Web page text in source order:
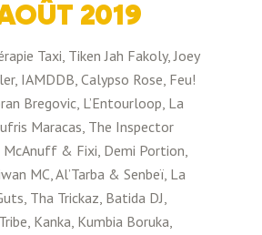
2019
Taxi, Tiken Jah Fakoly, Joey
IAMDDB, Calypso Rose, Feu!
Bregovic, L’Entourloop, La
Maracas, The Inspector
& Fixi, Demi Portion,
MC, Al’Tarba & Senbeï, La
Tha Trickaz, Batida DJ,
Kanka, Kumbia Boruka,